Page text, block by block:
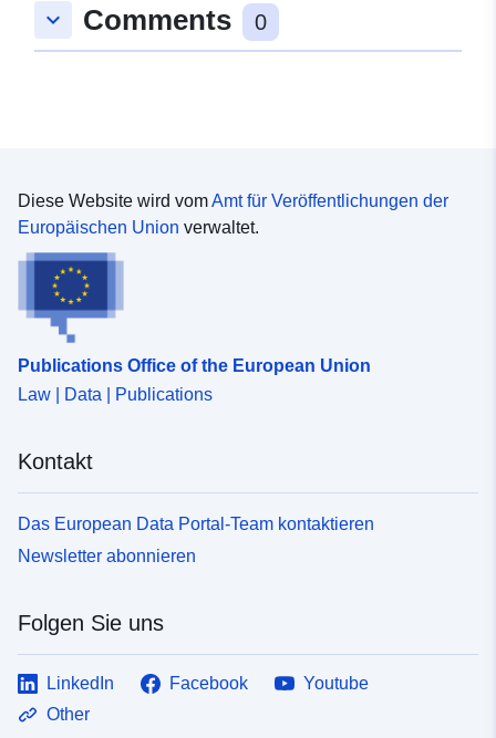
uriRef:
http://data.europa.eu/88u/dataset/
9f8a-9d6d-bbba-d4d3bdb624c6
keyboard_arrow_down Comments 0
Diese Website wird vomAmt für Veröffentlichungen der
Europäischen Union verwaltet.
Publications Office of the European Union
Law | Data | Publications
Kontakt
Das European Data Portal-Team kontaktieren
Newsletter abonnieren
Folgen Sie uns
LinkedIn Facebook
Youtube
Other